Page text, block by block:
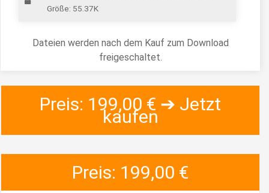
Größe: 55.37K
Dateien werden nach dem Kauf zum Download
freigeschaltet.
Preis: 199,00 € ➔ Jetzt
kaufen
Preis: 199,00 €